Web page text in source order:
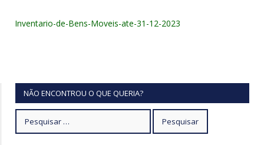
Inventario-de-Bens-Moveis-ate-31-12-2023
NÃO ENCONTROU O QUE QUERIA?